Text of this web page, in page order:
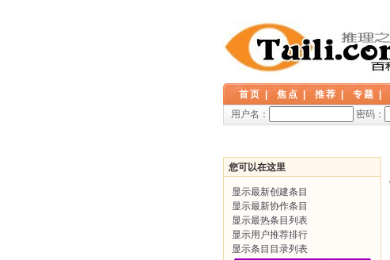
首页 焦点 推荐 专题
用户名：
密码：
您可以在这里
显示最新创建条目
显示最新协作条目
显示最热条目列表
显示用户推荐排行
显示条目目录列表